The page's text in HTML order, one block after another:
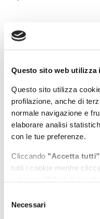
Questo sito web utilizza
Questo sito utilizza
profilazione, anche di
normale navigazione e
elaborare analisi
con le tue preferenze.
Cliccando "Accetta tutti"
tutti i cookie mentre
Puoi modificare in ogni
delNecessari